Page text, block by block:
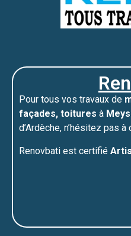
Pour tous vos travaux de
façades, toitures à
d’Ardèche, n’hésitez pas
Renovbati est certifié